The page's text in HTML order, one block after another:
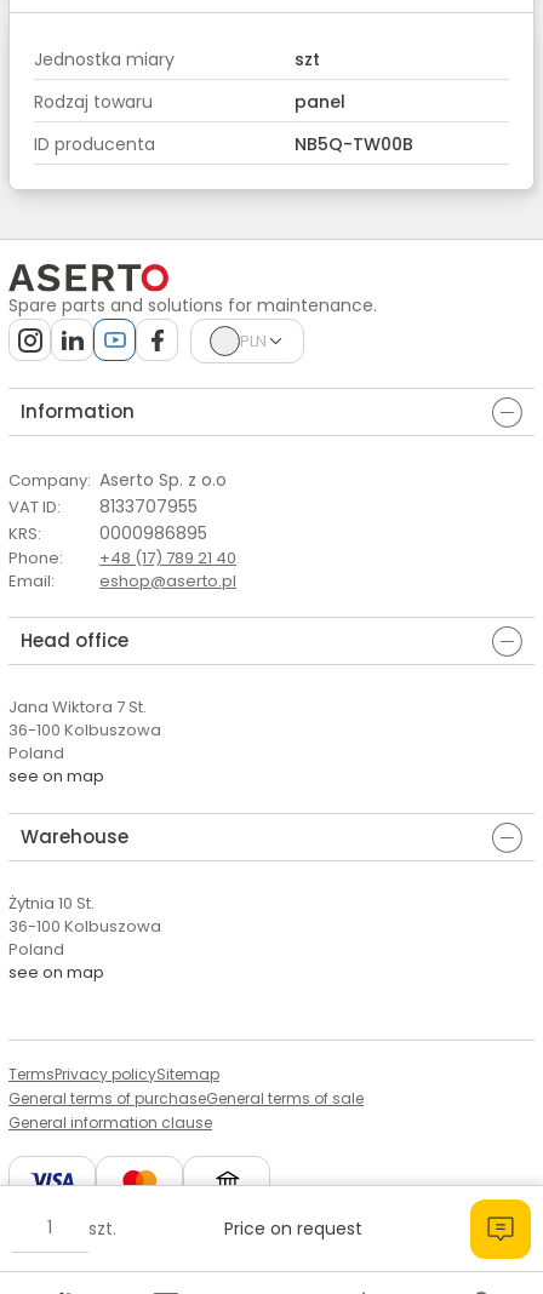
Jednostka miary
szt
Rodzaj towaru
panel
ID producenta
NB5Q-TW00B
szt. Price on request
Spare parts and solutions for maintenance.
PLN
Information
Company: Aserto Sp. z o.o
VAT ID: 8133707955
KRS: 0000986895
Phone:
+48 (17) 789 21 40
Email: eshop@aserto.pl
Head office
Jana Wiktora 7 St.
36-100 Kolbuszowa
Poland
see on map
Warehouse
Żytnia 10 St.
36-100 Kolbuszowa
Poland
see on map
TermsPrivacy policySitemap
General terms of purchaseGeneral terms of sale
General information clause
© Copyright by Aserto, 2026